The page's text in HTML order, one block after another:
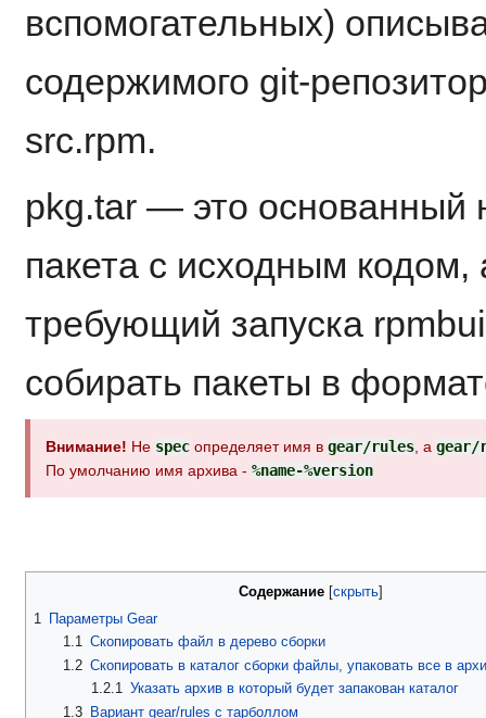
вспомогательных)
содержимого git-
src.rpm.
pkg.tar — это основанный
пакета с исходным
требующий запуска
собирать пакеты в
Внимание! Не spec определяет имя в gear/rules , а gear/
По умолчанию имя архива - %name-%version
Содержание
1
Параметры Gear
1.1 Скопировать файл в дерево сборки
1.2 Скопировать в каталог сборки файлы, упаковать все в
1.2.1 Указать архив в который будет запакован каталог
1.3
Вариант gear/rules с тарболлом